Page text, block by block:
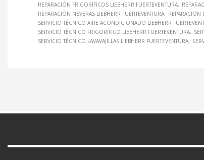
REPARACIÓN FRIGORÍFICOS LIEBHERR FUERTEVENTURA
REPARACIÓN NEVERAS LIEBHERR FUERTEVENTURA
REPARACIÓN
SERVICIO TÉCNICO AIRE ACONDICIONADO LIEBHERR
SERVICIO TÉCNICO FRIGORÍFICO LIEBHERR FUERTEVENTURA
SERVICIO TÉCNICO LAVAVAJILLAS LIEBHERR FUERTEVENTURA